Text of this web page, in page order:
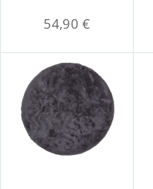
54,90 €